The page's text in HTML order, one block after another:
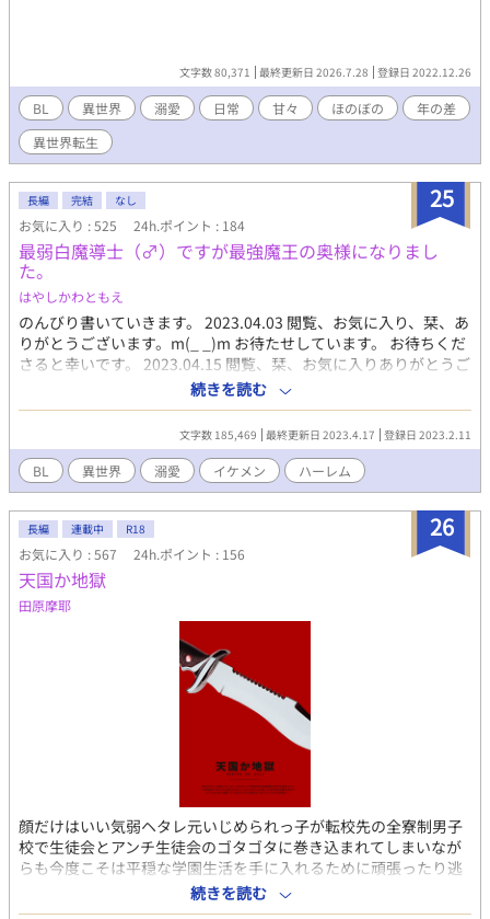
文字数 80,371 最終更新日 2026.7.28 登録日 2022.12.26
BL 異世界 溺愛 日常 甘々 ほのぼの
年の差
異世界転生
25
長編 完結 なし
お気に入り : 525 24h.ポイント : 184
最弱白魔導士（♂）ですが最強魔王の奥様になりまし
た。
はやしかわともえ
のんびり書いていきます。 2023.04.03 閲覧、お気に入り、栞、あ
りがとうございます。m(_ _)m お待たせしています。 お待ちくだ
さると幸いです。 2023.04.15 閲覧、栞、お気に入りありがとうご
ざいます。 m(_ _)m 更新頻度が遅く、申し訳ないです。 今月中に
は完結できたらと思っています。 2023.04.17 完結しました。 閲
覧、栞、お気に入りありがとうございます！ すずり様にてこの物
語の短編を0円配信しています。よろしければご覧下さい。
続きを読む
文字数 185,469 最終更新日 2023.4.17 登録日 2023.2.11
BL 異世界 溺愛 イケメン ハーレム
26
長編 連載中 R18
お気に入り : 567 24h.ポイント : 156
天国か地獄
田原摩耶
顔だけはいい気弱ヘタレ元いじめられっ子が転校先の全寮制男子
校で生徒会とアンチ生徒会のゴタゴタに巻き込まれてしまいなが
らも今度こそは平穏な学園生活を手に入れるために頑張ったり逃
げたりする殺伐ギスギスラブコメBL学園モノ。 登場人物が大体性
格に難あり。無理矢理描写、暴力描写ありなので基本なんでも許
続きを読む